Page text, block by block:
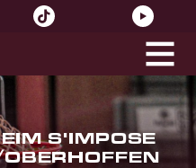
S'IMPOSE